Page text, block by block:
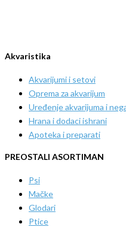
Akvaristika
Akvarijumi i setovi
Oprema za akvarijum
Uređenje akvarijuma i
Hrana i dodaci ishrani
Apoteka i preparati
PREOSTALI ASORTIMAN
Psi
Mačke
Glodari
Ptice